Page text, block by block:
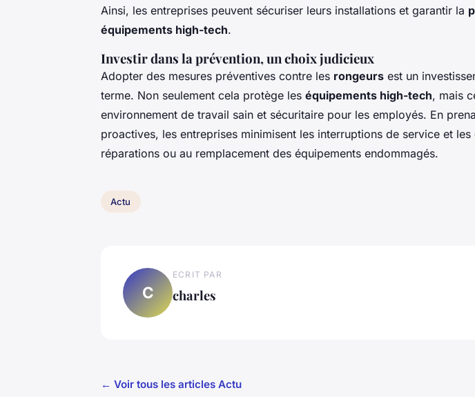
Ainsi, les entreprises peuvent sécuriser leurs installations et garantir la
équipements high-tech.
Investir dans la prévention, un choix judicieux
Adopter des mesures préventives contre les rongeurs est un
terme. Non seulement cela protège les équipements high-tech, mais
environnement de travail sain et sécuritaire pour les employés. En
proactives, les entreprises minimisent les interruptions de service et les
réparations ou au remplacement des équipements endommagés.
Actu
C
ECRIT PAR
charles
← Voir tous les articles Actu